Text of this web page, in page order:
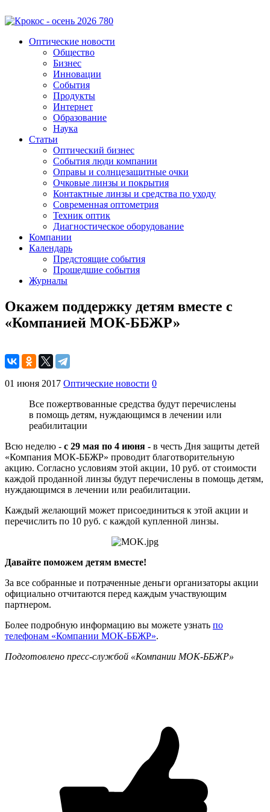
Оптические новости
Общество
Бизнес
Инновации
События
Продукты
Интернет
Образование
Наука
Статьи
Оптический бизнес
События люди компании
Оправы и солнцезащитные очки
Очковые линзы и покрытия
Контактные линзы и средства по уходу
Современная оптометрия
Техник оптик
Диагностическое оборудование
Компании
Календарь
Предстоящие события
Прошедшие события
Журналы
Окажем поддержку детям вместе с
«Компанией МОК-ББЖР»
01 июня 2017 Оптические новости 0
Все пожертвованные средства будут перечислены
в помощь детям, нуждающимся в лечении или
реабилитации
Всю неделю - с 29 мая по 4 июня - в честь Дня защиты детей
«Компания МОК-ББЖР» проводит благотворительную
акцию. Согласно условиям этой акции, 10 руб. от стоимости
каждой проданной линзы будут перечислены в помощь детям,
нуждающимся в лечении или реабилитации.
Каждый желающий может присоединиться к этой акции и
перечислить по 10 руб. с каждой купленной линзы.
Давайте поможем детям вместе!
За все собранные и потраченные деньги организаторы акции
официально отчитаются перед каждым участвующим
партнером.
Более подробную информацию вы можете узнать по
телефонам «Компании МОК-ББЖР».
Подготовлено пресс-службой «Компании МОК-ББЖР»